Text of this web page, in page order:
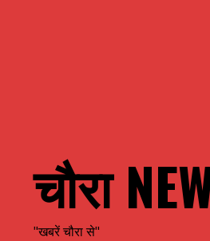
चौरा
"खबरें चौरा से"